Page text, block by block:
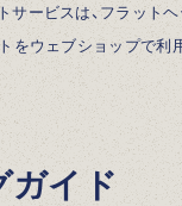
ービスは、フラット
をウェブショップで利
ガイド